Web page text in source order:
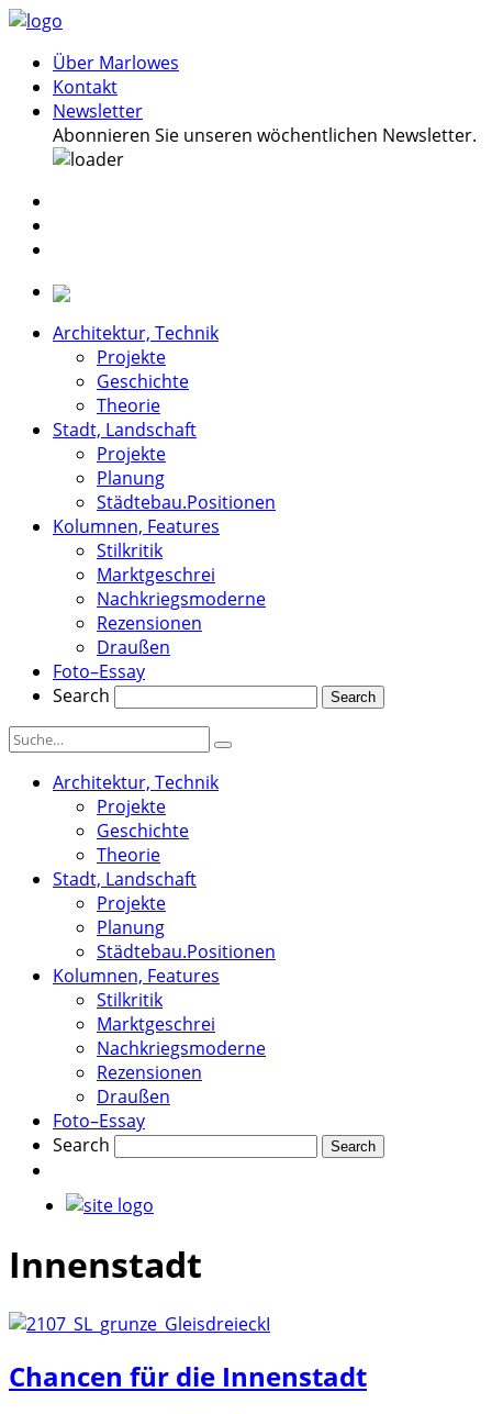
Über Marlowes
Kontakt
Newsletter
Abonnieren Sie unseren wöchentlichen Newsletter.
Architektur, Technik
Projekte
Geschichte
Theorie
Stadt, Landschaft
Projekte
Planung
Städtebau.Positionen
Kolumnen, Features
Stilkritik
Marktgeschrei
Nachkriegsmoderne
Rezensionen
Draußen
Foto–Essay
Search
Architektur, Technik
Projekte
Geschichte
Theorie
Stadt, Landschaft
Projekte
Planung
Städtebau.Positionen
Kolumnen, Features
Stilkritik
Marktgeschrei
Nachkriegsmoderne
Rezensionen
Draußen
Foto–Essay
Search
Innenstadt
Chancen für die Innenstadt